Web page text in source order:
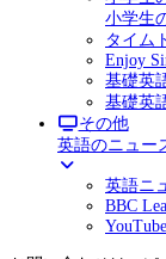
小学生
タイム
Enjoy
基礎英
基礎英
その他
英語のニュー
英語ニ
BBC